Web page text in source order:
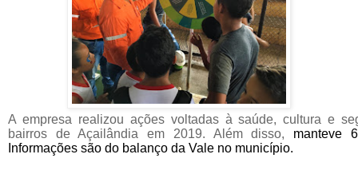
A empresa realizou ações voltadas à saúde, cultura e
bairros de Açailândia em 2019. Além disso, manteve
Informações são do balanço da Vale no município.